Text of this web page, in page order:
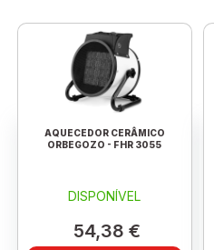
AQUECEDOR CERÂMICO
ORBEGOZO - FHR 3055
DISPONÍVEL
54,38 €